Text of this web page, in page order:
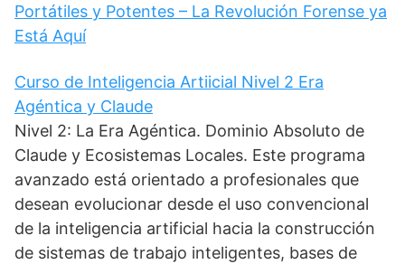
Portátiles y Potentes – La Revolución Forense ya
Está Aquí
Curso de Inteligencia Artiicial Nivel 2 Era
Agéntica y Claude
Nivel 2: La Era Agéntica. Dominio Absoluto de
Claude y Ecosistemas Locales. Este programa
avanzado está orientado a profesionales que
desean evolucionar desde el uso convencional
de la inteligencia artificial hacia la construcción
de sistemas de trabajo inteligentes, bases de